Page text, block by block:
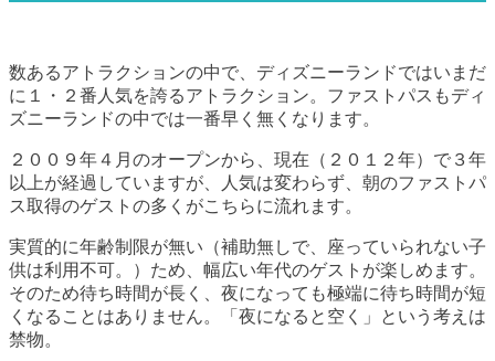
数あるアトラクションの中で、ディズニーランドではいまだ
に１・２番人気を誇るアトラクション。ファストパスもディ
ズニーランドの中では一番早く無くなります。
２００９年４月のオープンから、現在（２０１２年）で３年
以上が経過していますが、人気は変わらず、朝のファストパ
ス取得のゲストの多くがこちらに流れます。
実質的に年齢制限が無い（補助無しで、座っていられない子
供は利用不可。）ため、幅広い年代のゲストが楽しめます。
そのため待ち時間が長く、夜になっても極端に待ち時間が短
くなることはありません。「夜になると空く」という考えは
禁物。